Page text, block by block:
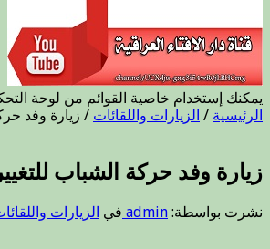
يمكنك إستخدام خاصية القوائم من لوحة
الرئيسية / الزيارات واللقائات / زيارة وفد
زيارة وفد حركة الشباب
نشرت بواسطة: admin في الزيارات